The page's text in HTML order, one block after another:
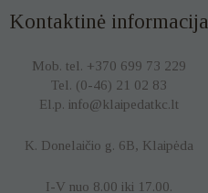
Kontaktinė informacija
Mob. tel. +370 699 73 229
Tel. (0-46) 21 02 83
El.p. info@klaipedatkc.lt
K. Donelaičio g. 6B, Klaipėda
I-V nuo 8.00 iki 17.00.